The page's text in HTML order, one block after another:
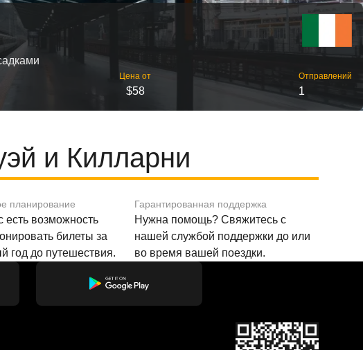
Цена от
$58
Отправлений
1
и Килларни
планирование
есть возможность
билеты за
год до путешествия.
Гарантированная поддержка
Нужна помощь? Свяжитесь с
нашей службой поддержки до или
во время вашей поездки.